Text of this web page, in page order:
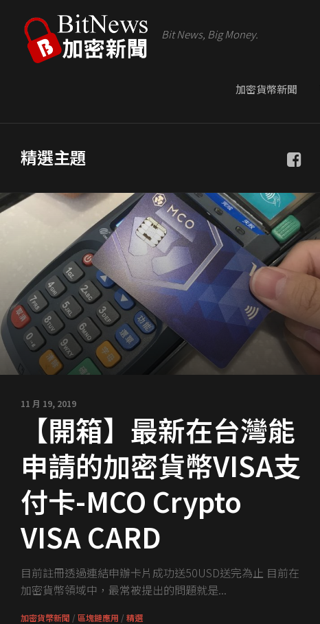
Bit News, Big Money.
加密貨幣新聞
精選主題
11 月 19, 2019
【開箱】最新在台灣能
申請的加密貨幣VISA支
付卡-MCO Crypto
VISA CARD
目前註冊透過連結申辦卡片成功送50USD送完為止 目前在
加密貨幣領域中，最常被提出的問題就是...
加密貨幣新聞 / 區塊鏈應用 / 精選